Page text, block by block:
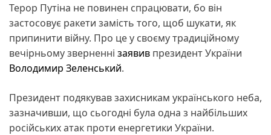
Терор Путіна не повинен спрацювати, бо він
застосовує ракети замість того, щоб шукати, як
припинити війну. Про це у своєму традиційному
вечірньому зверненні заявив президент України
Володимир Зеленський.
Президент подякував захисникам українського неба,
зазначивши, що сьогодні була одна з найбільших
російських атак проти енергетики України.